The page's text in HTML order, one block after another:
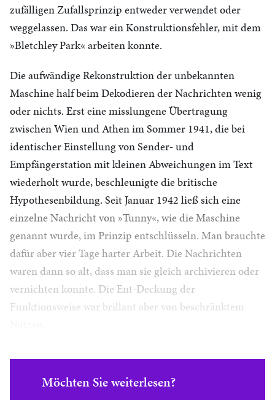
zufälligen Zufallsprinzip entweder verwendet oder
weggelassen. Das war ein Konstruktionsfehler, mit dem
»Bletchley Park« arbeiten konnte.
Die aufwändige Rekonstruktion der unbekannten
Maschine half beim Dekodieren der Nachrichten wenig
oder nichts. Erst eine misslungene Übertragung
zwischen Wien und Athen im Sommer 1941, die bei
identischer Einstellung von Sender- und
Empfängerstation mit kleinen Abweichungen im Text
wiederholt wurde, beschleunigte die britische
Hypothesenbildung. Seit Januar 1942 ließ sich eine
einzelne Nachricht von »Tunny«, wie die Maschine
genannt wurde, im Prinzip entschlüsseln. Man brauchte
dafür aber vier Tage harter Arbeit. Die Nachrichten
waren dann so alt, dass man sie gleich archivieren oder
vernichten konnte. Die Ent-Deckung der
Funktionsweise war brillant aber von beschränktem
Möchten Sie weiterlesen?